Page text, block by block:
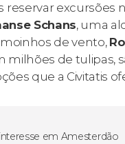
excursões
Schans, uma
de vento,
milhões de tulipas,
que a Civitatis
em Amesterdão